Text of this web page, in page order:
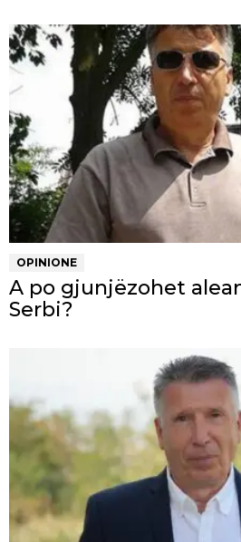
OPINIONE
A po gjunjëzohet
Serbi?